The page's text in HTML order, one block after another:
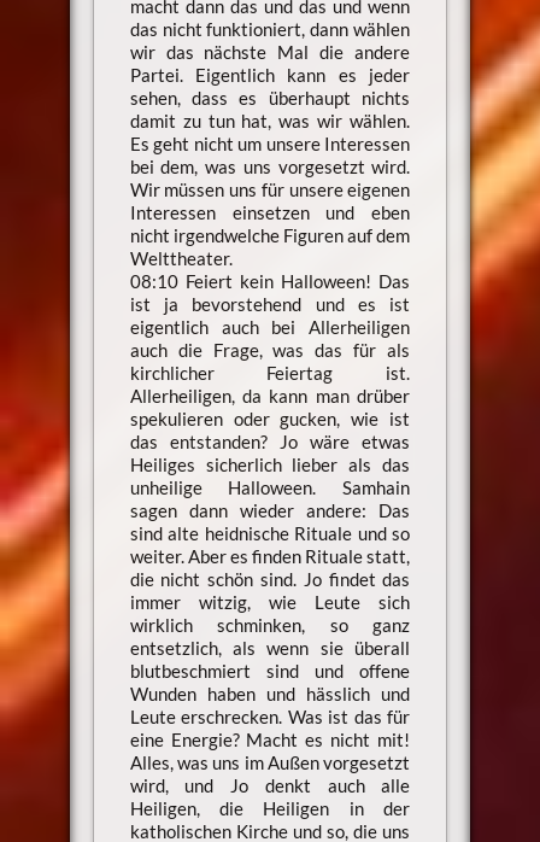
macht dann das und das und wenn
das nicht funktioniert, dann wählen
wir das nächste Mal die andere
Partei. Eigentlich kann es jeder
sehen, dass es überhaupt nichts
damit zu tun hat, was wir wählen.
Es geht nicht um unsere Interessen
bei dem, was uns vorgesetzt wird.
Wir müssen uns für unsere eigenen
Interessen einsetzen und eben
nicht irgendwelche Figuren auf dem
Welttheater.
08:10 Feiert kein Halloween! Das
ist ja bevorstehend und es ist
eigentlich auch bei Allerheiligen
auch die Frage, was das für als
kirchlicher Feiertag ist.
Allerheiligen, da kann man drüber
spekulieren oder gucken, wie ist
das entstanden? Jo wäre etwas
Heiliges sicherlich lieber als das
unheilige Halloween. Samhain
sagen dann wieder andere: Das
sind alte heidnische Rituale und so
weiter. Aber es finden Rituale statt,
die nicht schön sind. Jo findet das
immer witzig, wie Leute sich
wirklich schminken, so ganz
entsetzlich, als wenn sie überall
blutbeschmiert sind und offene
Wunden haben und hässlich und
Leute erschrecken. Was ist das für
eine Energie? Macht es nicht mit!
Alles, was uns im Außen vorgesetzt
wird, und Jo denkt auch alle
Heiligen, die Heiligen in der
katholischen Kirche und so, die uns